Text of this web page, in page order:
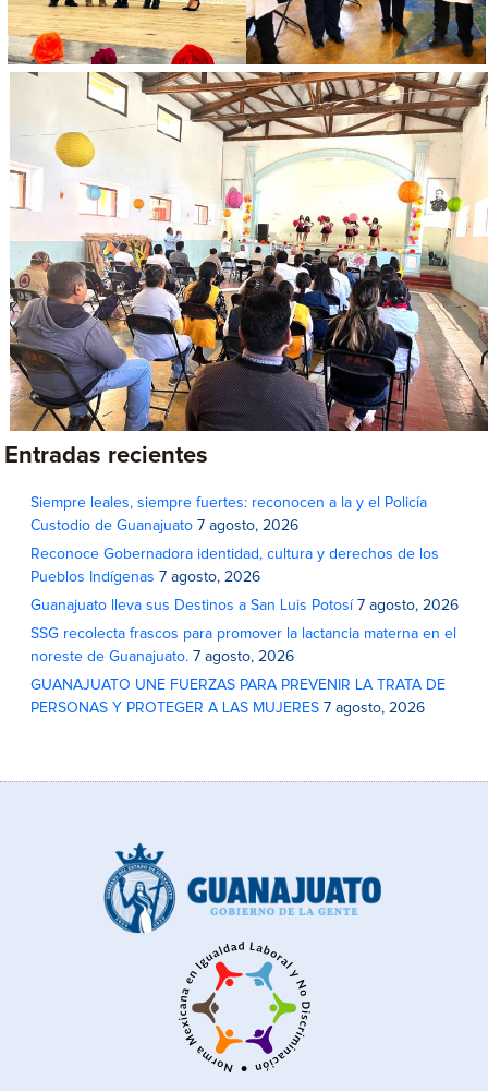
Entradas recientes
Siempre leales, siempre fuertes: reconocen a la y el Policía
Custodio de Guanajuato 7 agosto, 2026
Reconoce Gobernadora identidad, cultura y derechos de los
Pueblos Indígenas 7 agosto, 2026
Guanajuato lleva sus Destinos a San Luis Potosí 7 agosto, 2026
SSG recolecta frascos para promover la lactancia materna en el
noreste de Guanajuato. 7 agosto, 2026
GUANAJUATO UNE FUERZAS PARA PREVENIR LA TRATA DE
PERSONAS Y PROTEGER A LAS MUJERES 7 agosto, 2026